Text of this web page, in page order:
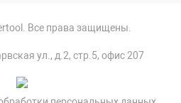
Все права защищены.
ул., д.2, стр.5, офис 207